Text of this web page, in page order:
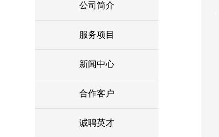
公司简介
服务项目
新闻中心
合作客户
诚聘英才